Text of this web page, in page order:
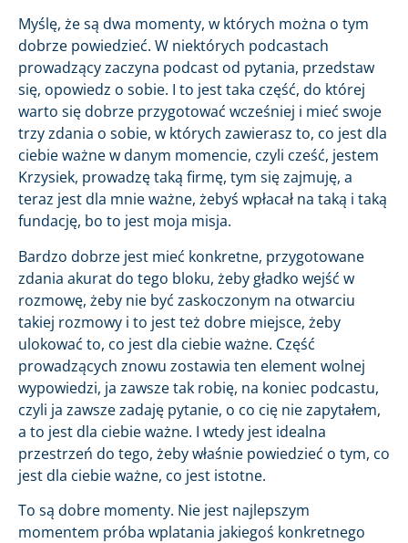
Myślę, że są dwa momenty, w których można o tym
dobrze powiedzieć. W niektórych podcastach
prowadzący zaczyna podcast od pytania, przedstaw
się, opowiedz o sobie. I to jest taka część, do której
warto się dobrze przygotować wcześniej i mieć swoje
trzy zdania o sobie, w których zawierasz to, co jest dla
ciebie ważne w danym momencie, czyli cześć, jestem
Krzysiek, prowadzę taką firmę, tym się zajmuję, a
teraz jest dla mnie ważne, żebyś wpłacał na taką i taką
fundację, bo to jest moja misja.
Bardzo dobrze jest mieć konkretne, przygotowane
zdania akurat do tego bloku, żeby gładko wejść w
rozmowę, żeby nie być zaskoczonym na otwarciu
takiej rozmowy i to jest też dobre miejsce, żeby
ulokować to, co jest dla ciebie ważne. Część
prowadzących znowu zostawia ten element wolnej
wypowiedzi, ja zawsze tak robię, na koniec podcastu,
czyli ja zawsze zadaję pytanie, o co cię nie zapytałem,
a to jest dla ciebie ważne. I wtedy jest idealna
przestrzeń do tego, żeby właśnie powiedzieć o tym, co
jest dla ciebie ważne, co jest istotne.
To są dobre momenty. Nie jest najlepszym
momentem próba wplatania jakiegoś konkretnego